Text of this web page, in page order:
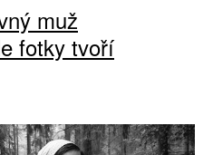
muž
fotky tvoří